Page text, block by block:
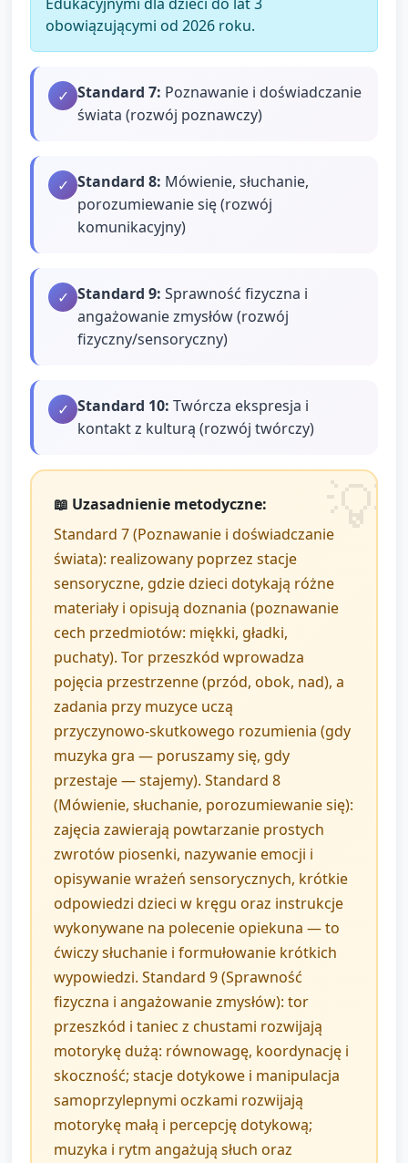
obowiązującymi od 2026 roku.
✓ Standard 7: Poznawanie i doświadczanie
świata (rozwój poznawczy)
✓ Standard 8: Mówienie, słuchanie,
porozumiewanie się (rozwój
komunikacyjny)
✓ Standard 9: Sprawność fizyczna i
angażowanie zmysłów (rozwój
fizyczny/sensoryczny)
✓ Standard 10: Twórcza ekspresja i
kontakt z kulturą (rozwój twórczy)
📖 Uzasadnienie metodyczne:
Standard 7 (Poznawanie i doświadczanie
świata): realizowany poprzez stacje
sensoryczne, gdzie dzieci dotykają różne
materiały i opisują doznania (poznawanie
cech przedmiotów: miękki, gładki,
puchaty). Tor przeszkód wprowadza
pojęcia przestrzenne (przód, obok, nad), a
zadania przy muzyce uczą
przyczynowo‑skutkowego rozumienia (gdy
muzyka gra — poruszamy się, gdy
przestaje — stajemy). Standard 8
(Mówienie, słuchanie, porozumiewanie się):
zajęcia zawierają powtarzanie prostych
zwrotów piosenki, nazywanie emocji i
opisywanie wrażeń sensorycznych, krótkie
odpowiedzi dzieci w kręgu oraz instrukcje
wykonywane na polecenie opiekuna — to
ćwiczy słuchanie i formułowanie krótkich
wypowiedzi. Standard 9 (Sprawność
fizyczna i angażowanie zmysłów): tor
przeszkód i taniec z chustami rozwijają
motorykę dużą: równowagę, koordynację i
skoczność; stacje dotykowe i manipulacja
samoprzylepnymi oczkami rozwijają
motorykę małą i percepcję dotykową;
muzyka i rytm angażują słuch oraz